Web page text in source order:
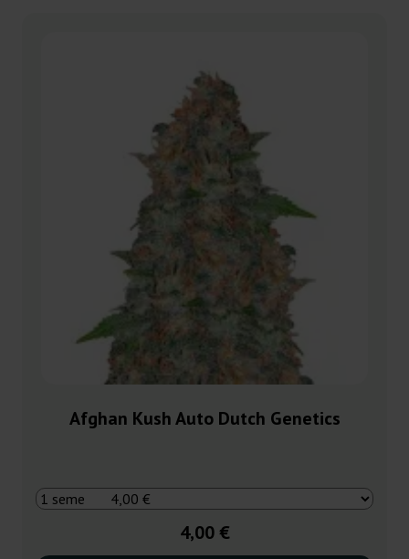
Afghan Kush Auto Dutch Genetics
4,00 €